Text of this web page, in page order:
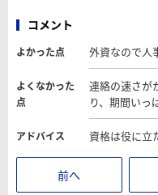
コメント
よかった点 外資なので人
よくなかった
点
連絡の速さが
り、期間いっ
アドバイス 資格は役に立
前へ